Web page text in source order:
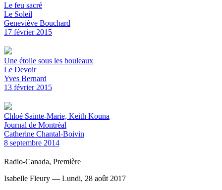
Le feu sacré
Le Soleil
Geneviève Bouchard
17 février 2015
Une étoile sous les bouleaux
Le Devoir
Yves Bernard
13 février 2015
Chloé Sainte-Marie, Keith Kouna
Journal de Montréal
Catherine Chantal-Boivin
8 septembre 2014
Radio-Canada, Première
Isabelle Fleury — Lundi, 28 août 2017